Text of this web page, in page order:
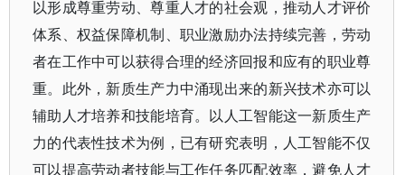
以形成尊重劳动、尊重人才的社会观，推动人才评价
体系、权益保障机制、职业激励办法持续完善，劳动
者在工作中可以获得合理的经济回报和应有的职业尊
重。此外，新质生产力中涌现出来的新兴技术亦可以
辅助人才培养和技能培育。以人工智能这一新质生产
力的代表性技术为例，已有研究表明，人工智能不仅
可以提高劳动者技能与工作任务匹配效率，避免人才